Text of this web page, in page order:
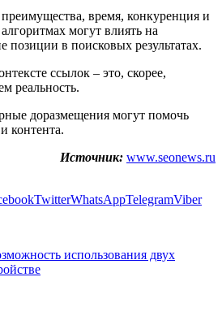
время, конкуренция и
могут влиять на
позиции в поисковых результатах.
ссылок – это, скорее,
реальность.
доразмещения могут помочь
контента.
Источник: www.seonews.ru
TwitterWhatsAppTelegramViber
использования двух